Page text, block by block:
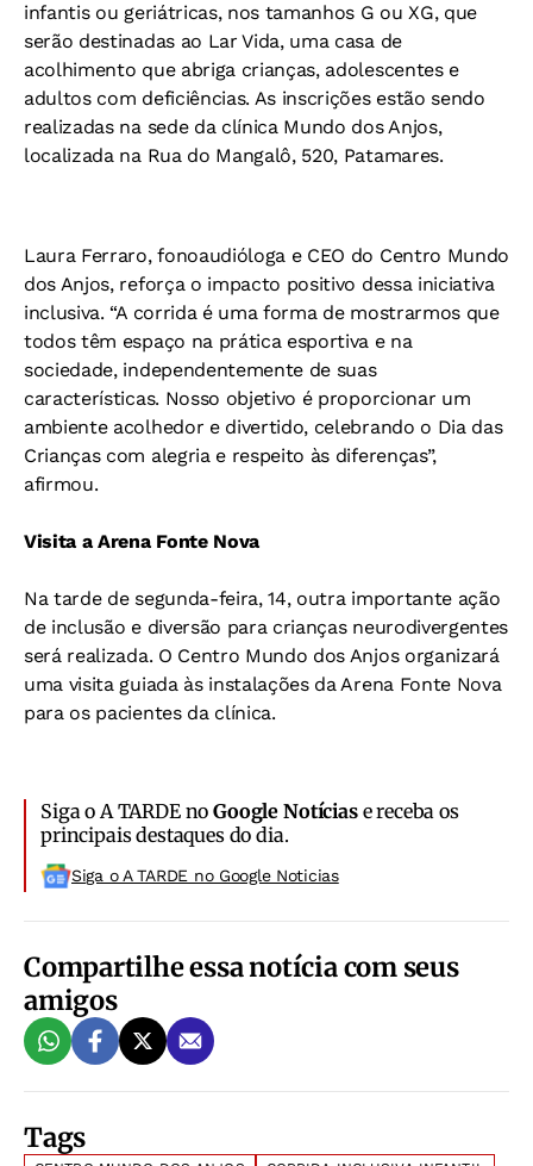
infantis ou geriátricas, nos tamanhos G ou XG, que
serão destinadas ao Lar Vida, uma casa de
acolhimento que abriga crianças, adolescentes e
adultos com deficiências. As inscrições estão sendo
realizadas na sede da clínica Mundo dos Anjos,
localizada na Rua do Mangalô, 520, Patamares.
Laura Ferraro, fonoaudióloga e CEO do Centro Mundo
dos Anjos, reforça o impacto positivo dessa iniciativa
inclusiva. “A corrida é uma forma de mostrarmos que
todos têm espaço na prática esportiva e na
sociedade, independentemente de suas
características. Nosso objetivo é proporcionar um
ambiente acolhedor e divertido, celebrando o Dia das
Crianças com alegria e respeito às diferenças”,
afirmou.
Visita a Arena Fonte Nova
Na tarde de segunda-feira, 14, outra importante ação
de inclusão e diversão para crianças neurodivergentes
será realizada. O Centro Mundo dos Anjos organizará
uma visita guiada às instalações da Arena Fonte Nova
para os pacientes da clínica.
Siga o A TARDE noGoogle Notíciase receba os
principais destaques do dia.
Siga o A TARDE no Google Noticias
Compartilhe essa notícia com seus
amigos
Tags